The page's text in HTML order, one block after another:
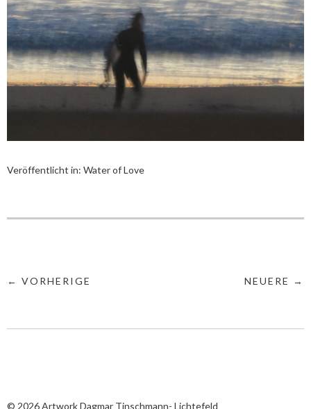
Veröffentlicht in: Water of Love
← VORHERIGE NEUERE →
© 2026Artwork Dagmar Tinschmann- Lichtefeld